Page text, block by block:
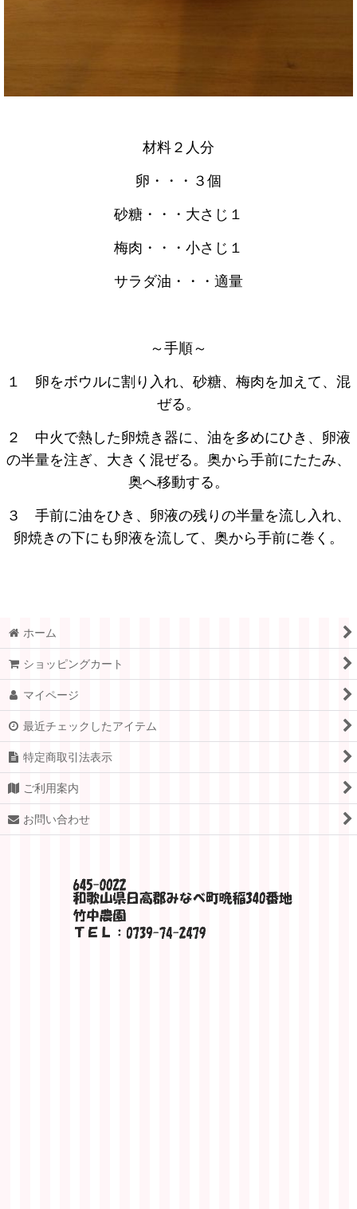
材料２人分
卵・・・３個
砂糖・・・大さじ１
梅肉・・・小さじ１
サラダ油・・・適量
～手順～
１ 卵をボウルに割り入れ、砂糖、梅肉を加えて、混
ぜる。
２ 中火で熱した卵焼き器に、油を多めにひき、卵液
の半量を注ぎ、大きく混ぜる。奥から手前にたたみ、
奥へ移動する。
３ 手前に油をひき、卵液の残りの半量を流し入れ、
卵焼きの下にも卵液を流して、奥から手前に巻く。
ホーム
ショッピングカート
マイページ
最近チェックしたアイテム
特定商取引法表示
ご利用案内
お問い合わせ